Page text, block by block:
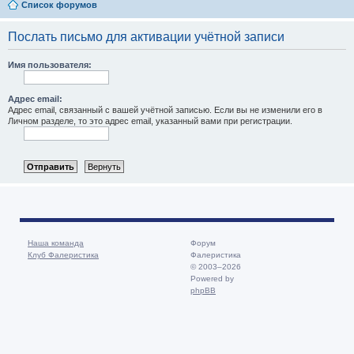
Список форумов
Послать письмо для активации учётной записи
Имя пользователя:
Адрес email:
Адрес email, связанный с вашей учётной записью. Если вы не изменили его в
Личном разделе, то это адрес email, указанный вами при регистрации.
Наша команда
Клуб Фалеристика
Форум
Фалеристика
© 2003–2026
Powered by
phpBB